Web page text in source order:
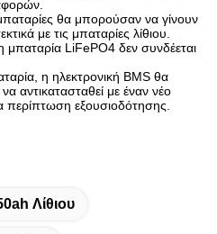
θα μπορούσαν να γίνουν
με τις μπαταρίες λίθιου.
μπαταρία LiFePO4 δεν συνδέεται
η ηλεκτρονική BMS θα
αντικατασταθεί με έναν νέο
περίπτωση εξουσιοδότησης.
Λίθιου